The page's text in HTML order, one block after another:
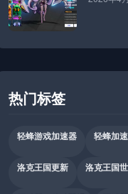
热门标签
轻蜂游戏加速器 轻蜂加
洛克王国更新 洛克王国